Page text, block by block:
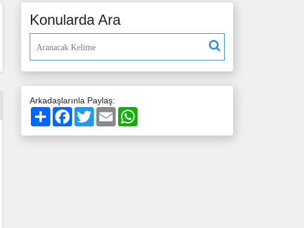
Konularda Ara
Arkadaşlarınla Paylaş:
PaylaşFacebook
TwitterEmail